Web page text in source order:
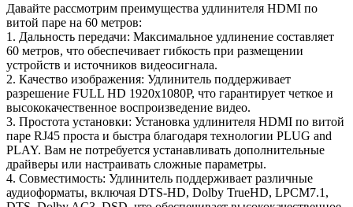
Давайте рассмотрим преимущества удлинителя HDMI по
витой паре на 60 метров:
1. Дальность передачи: Максимальное удлинение составляет
60 метров, что обеспечивает гибкость при размещении
устройств и источников видеосигнала.
2. Качество изображения: Удлинитель поддерживает
разрешение FULL HD 1920x1080P, что гарантирует четкое и
высококачественное воспроизведение видео.
3. Простота установки: Установка удлинителя HDMI по витой
паре RJ45 проста и быстра благодаря технологии PLUG and
PLAY. Вам не потребуется устанавливать дополнительные
драйверы или настраивать сложные параметры.
4. Совместимость: Удлинитель поддерживает различные
аудиоформаты, включая DTS-HD, Dolby TrueHD, LPCM7.1,